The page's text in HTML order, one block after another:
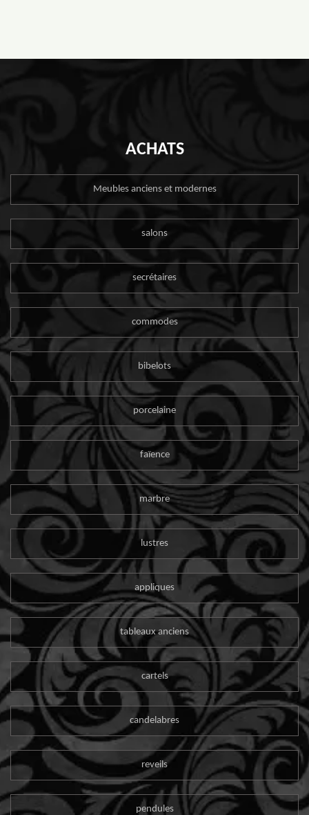
ACHATS
Meubles anciens et modernes
salons
secrétaires
commodes
bibelots
porcelaine
faïence
marbre
lustres
appliques
tableaux anciens
cartels
candelabres
reveils
pendules